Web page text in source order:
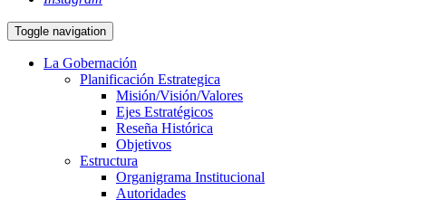
Toggle navigation
La Gobernación
Planificación Estrategica
Misión/Visión/Valores
Ejes Estratégicos
Reseña Histórica
Objetivos
Estructura
Organigrama Institucional
Autoridades